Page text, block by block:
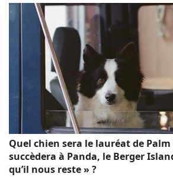
Quel chien sera le lauréat de Palm
succèdera à Panda, le Berger
qu’il nous reste » ?